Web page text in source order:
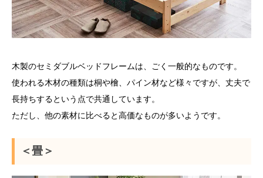
木製のセミダブルベッドフレームは、ごく一般的なものです。
使われる木材の種類は桐や檜、パイン材など様々ですが、丈夫で
長持ちするという点で共通しています。
ただし、他の素材に比べると高価なものが多いようです。
＜畳＞